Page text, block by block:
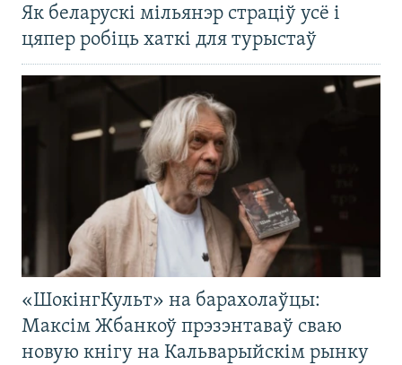
Як беларускі мільянэр страціў усё і
цяпер робіць хаткі для турыстаў
«ШокінгКульт» на барахолаўцы:
Максім Жбанкоў прэзэнтаваў сваю
новую кнігу на Кальварыйскім рынку